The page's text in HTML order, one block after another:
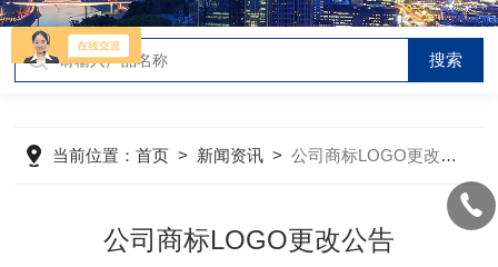
当前位置：首页 > 新闻资讯 >公司商标LOGO更改公告
公司商标LOGO更改公告